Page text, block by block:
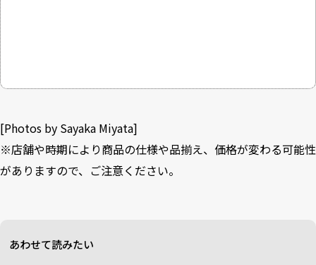
[Photos by Sayaka Miyata]
※店舗や時期により商品の仕様や品揃え、価格が変わる可能性
がありますので、ご注意ください。
あわせて読みたい